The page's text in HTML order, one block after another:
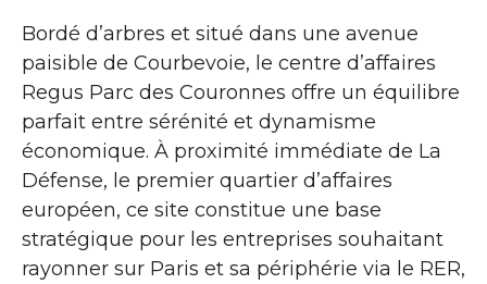
Bordé d’arbres et situé dans une avenue
paisible de Courbevoie, le centre d’affaires
Regus Parc des Couronnes offre un équilibre
parfait entre sérénité et dynamisme
économique. À proximité immédiate de La
Défense, le premier quartier d’affaires
européen, ce site constitue une base
stratégique pour les entreprises souhaitant
rayonner sur Paris et sa périphérie via le RER,